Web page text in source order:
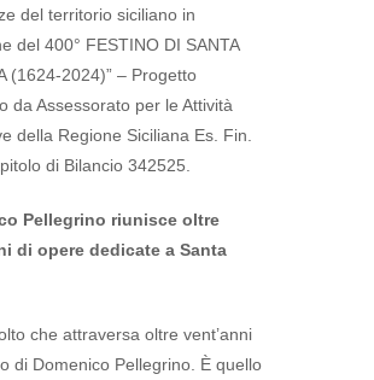
del territorio siciliano in
del 400° FESTINO DI SANTA
(1624-2024)” – Progetto
da Assessorato per le Attività
della Regione Siciliana Es. Fin.
di Bilancio 342525.
Pellegrino riunisce oltre
di opere dedicate a Santa
che attraversa oltre vent’anni
di Domenico Pellegrino. È quello